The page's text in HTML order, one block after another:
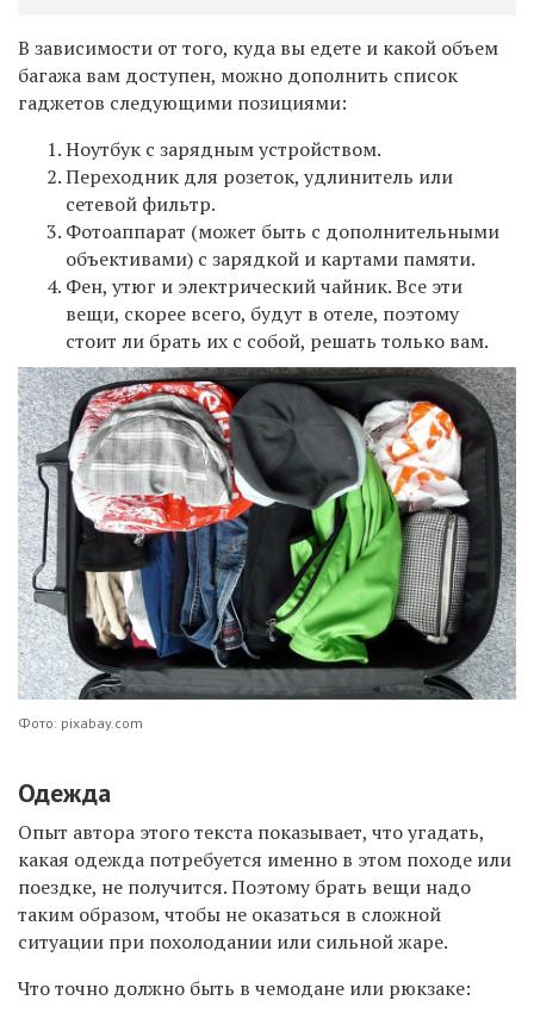
В зависимости от того, куда вы едете и какой объем
багажа вам доступен, можно дополнить список
гаджетов следующими позициями:
Ноутбук с зарядным устройством.
Переходник для розеток, удлинитель или
сетевой фильтр.
Фотоаппарат (может быть с дополнительными
объективами) с зарядкой и картами памяти.
Фен, утюг и электрический чайник. Все эти
вещи, скорее всего, будут в отеле, поэтому
стоит ли брать их с собой, решать только вам.
Фото: pixabay.com
Одежда
Опыт автора этого текста показывает, что угадать,
какая одежда потребуется именно в этом походе или
поездке, не получится. Поэтому брать вещи надо
таким образом, чтобы не оказаться в сложной
ситуации при похолодании или сильной жаре.
Что точно должно быть в чемодане или рюкзаке: